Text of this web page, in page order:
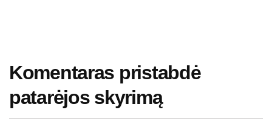
Komentaras pristabdė
patarėjos skyrimą